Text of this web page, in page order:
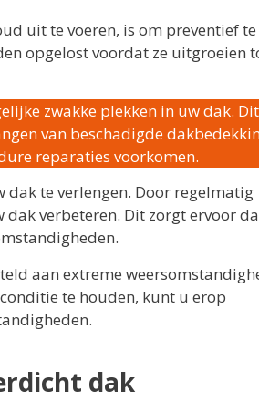
uit te voeren, is om preventief
opgelost voordat ze uitgroeien
zwakke plekken in uw dak.
van beschadigde
reparaties voorkomen.
te verlengen. Door regelmatig
verbeteren. Dit zorgt ervoor
aan extreme
te houden, kunt u erop
dak